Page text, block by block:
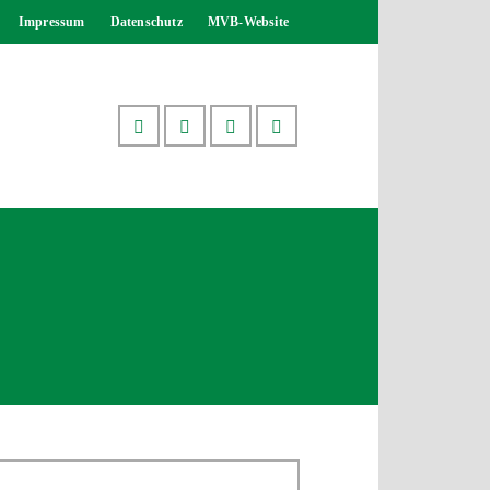
Impressum Datenschutz MVB-Website